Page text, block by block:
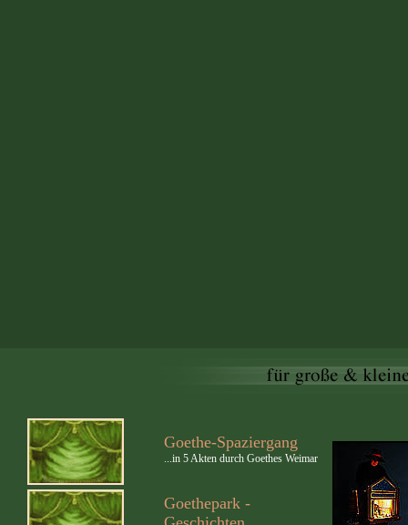
Goethe-Spaziergang
...in 5 Akten durch Goethes Weimar
Goethepark -